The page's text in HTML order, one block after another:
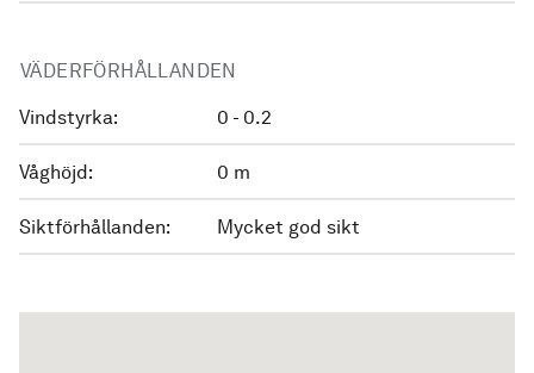
VÄDERFÖRHÅLLANDEN
Vindstyrka: 0 - 0.2
Våghöjd: 0 m
Siktförhållanden: Mycket god sikt